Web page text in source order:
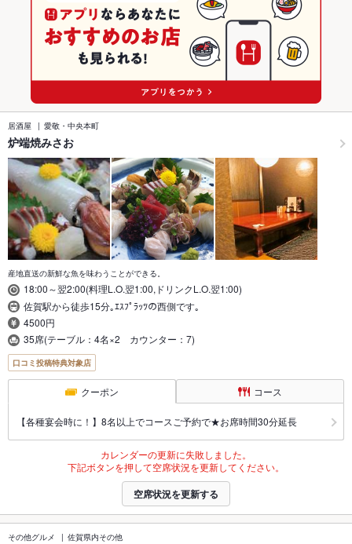
居酒屋 愛敬・中央本町
炉端焼みさお
産地直送の新鮮な魚を味わうことができる。
18:00～翌2:00(料理L.O.翌1:00,ドリンクL.O.翌1:00)
佐賀駅から徒歩15分｡ｴｽﾌﾟﾗｯﾂの西側です｡
4500円
35席(テーブル：4名×2 カウンター：7)
口コミ投稿特典対象店
クーポン コース
【各種宴会時に！】8名以上でコースご予約で★お席時間30分延長
カレンダーの更新に失敗しました。
下記ボタンを押して空席状況を更新してください。
空席状況を更新する
その他グルメ 佐賀県内その他